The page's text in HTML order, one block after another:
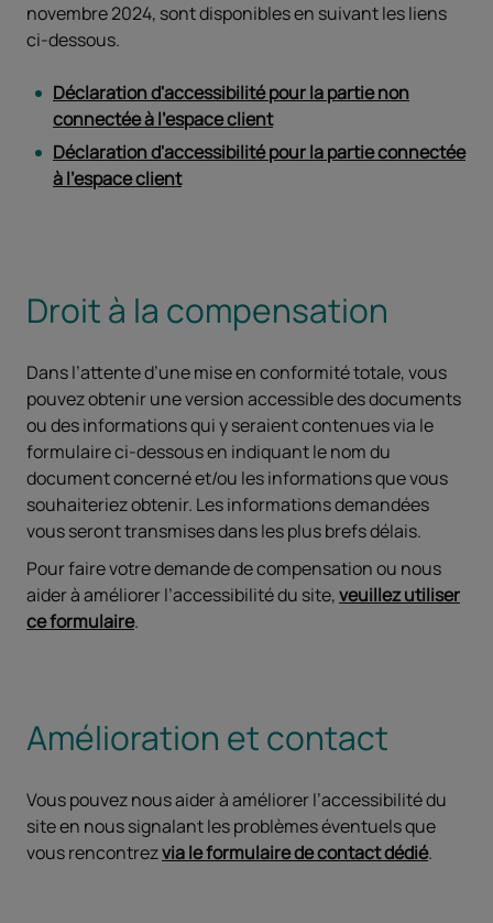
novembre 2024, sont disponibles en suivant les liens
ci-dessous.
Déclaration d'accessibilité pour la partie non
connectée à l’espace client
Déclaration d'accessibilité pour la partie connectée
à l’espace client
Droit à la compensation
Dans l’attente d’une mise en conformité totale, vous
pouvez obtenir une version accessible des documents
ou des informations qui y seraient contenues via le
formulaire ci-dessous en indiquant le nom du
document concerné et/ou les informations que vous
souhaiteriez obtenir. Les informations demandées
vous seront transmises dans les plus brefs délais.
Pour faire votre demande de compensation ou nous
aider à améliorer l’accessibilité du site,veuillez utiliser
ce formulaire.
Amélioration et contact
Vous pouvez nous aider à améliorer l’accessibilité du
site en nous signalant les problèmes éventuels que
vous rencontrezvia le formulaire de contact dédié.